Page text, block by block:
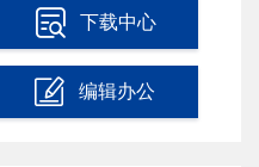
下载中心
编辑办公